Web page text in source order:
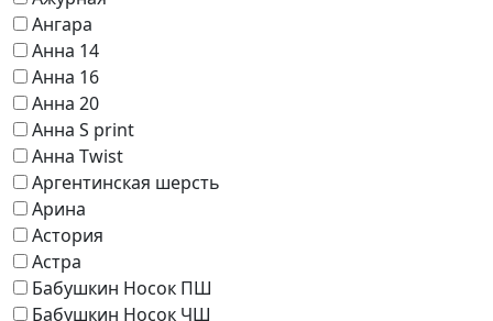
Ангара
Анна 14
Анна 16
Анна 20
Анна S print
Анна Twist
Аргентинская шерсть
Арина
Астория
Астра
Бабушкин Носок ПШ
Бабушкин Носок ЧШ